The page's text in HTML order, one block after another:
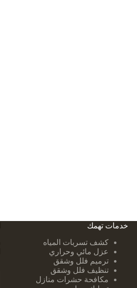
خدمات تهمك
كشف تسربات ا لمياه
عزل مائي وحراري
ترميم فلل وشقق
تنظيف فلل وشقق
مكافحة حشرات منازل